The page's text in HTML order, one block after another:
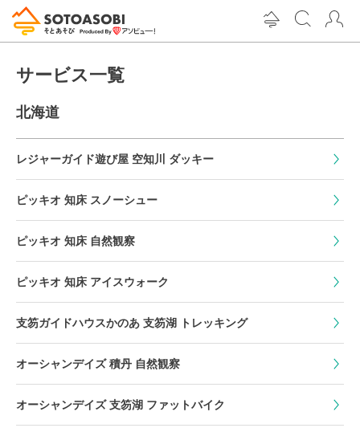
サービス一覧
北海道
レジャーガイド遊び屋 空知川 ダッキー
ピッキオ 知床 スノーシュー
ピッキオ 知床 自然観察
ピッキオ 知床 アイスウォーク
支笏ガイドハウスかのあ 支笏湖 トレッキング
オーシャンデイズ 積丹 自然観察
オーシャンデイズ 支笏湖 ファットバイク